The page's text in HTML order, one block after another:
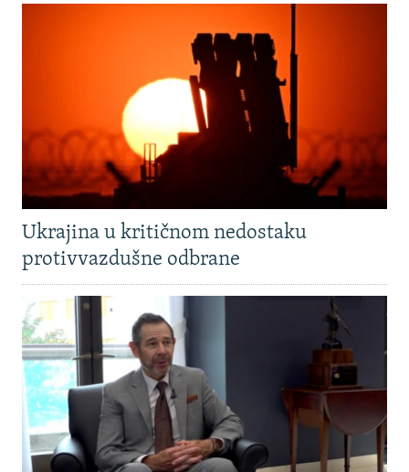
Ukrajina u kritičnom nedostaku
protivvazdušne odbrane